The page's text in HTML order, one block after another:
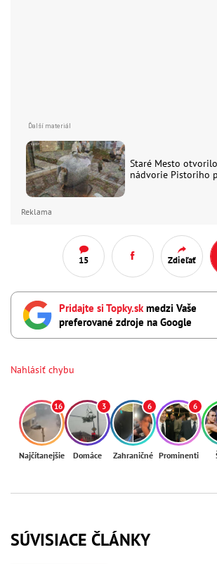
Staré Mesto
nádvorie Pistoriho
Reklama
15 Zdieľať
Pridajte si Topky.sk medzi Vaše
preferované zdroje na Google
Nahlásiť chybu
16
Najčítanejšie
3
Domáce
6
Zahraničné
6
Prominenti
SÚVISIACE ČLÁNKY